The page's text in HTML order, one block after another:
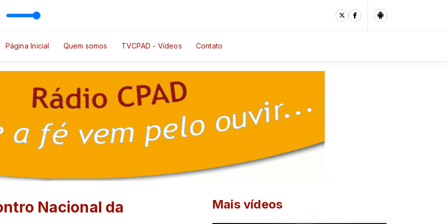
Locutor Exemplo
Merecer
Página Inicial Quem somos TVCPAD - Vídeos Contato
Nacional da
Mais vídeos